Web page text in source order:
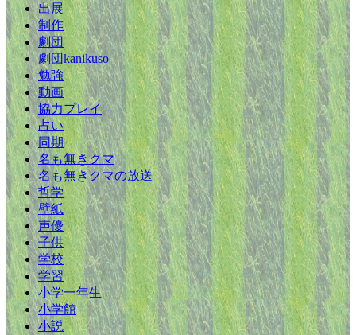
出展
制作
劇団
劇団kanikuso
勉強
動画
協力プレイ
占い
同期
名も無きクマ
名も無きクマの放送
哲学
壁紙
声優
子供
学校
学習
小学一年生
小学館
小説